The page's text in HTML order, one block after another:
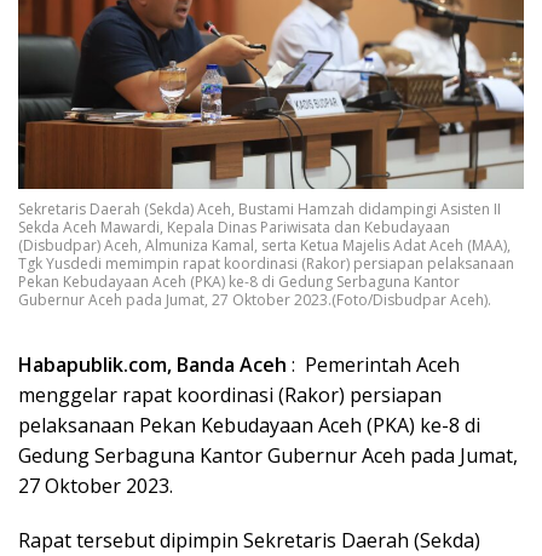
Sekretaris Daerah (Sekda) Aceh, Bustami Hamzah didampingi Asisten II
Sekda Aceh Mawardi, Kepala Dinas Pariwisata dan Kebudayaan
(Disbudpar) Aceh, Almuniza Kamal, serta Ketua Majelis Adat Aceh (MAA),
Tgk Yusdedi memimpin rapat koordinasi (Rakor) persiapan pelaksanaan
Pekan Kebudayaan Aceh (PKA) ke-8 di Gedung Serbaguna Kantor
Gubernur Aceh pada Jumat, 27 Oktober 2023.(Foto/Disbudpar Aceh).
Habapublik.com, Banda Aceh : Pemerintah Aceh
menggelar rapat koordinasi (Rakor) persiapan
pelaksanaan Pekan Kebudayaan Aceh (PKA) ke-8 di
Gedung Serbaguna Kantor Gubernur Aceh pada Jumat,
27 Oktober 2023.
Rapat tersebut dipimpin Sekretaris Daerah (Sekda)